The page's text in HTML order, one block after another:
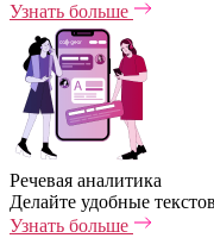
Узнать больше
Речевая аналитика
Делайте удобные
Узнать больше